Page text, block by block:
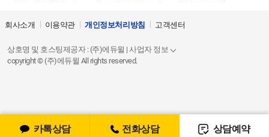
카톡상담 전화상담 상담예약
회사소개 이용약관 개인정보처리방침 고객센터
상호명 및 호스팅제공자 : (주)에듀윌 | 사업자 정보
copyright © (주)에듀윌 All rights reserved.